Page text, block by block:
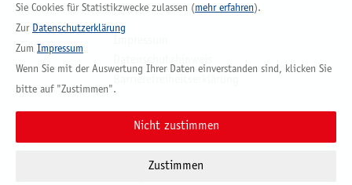
Vertrag widerrufen
Sie Cookies für Statistikzwecke zulassen (mehr erfahren).
Zur Datenschutzerklärung
Zum Impressum
Wenn Sie mit der Auswertung Ihrer Daten einverstanden sind, klicken Sie
bitte auf "Zustimmen".
Nicht zustimmen
Zustimmen